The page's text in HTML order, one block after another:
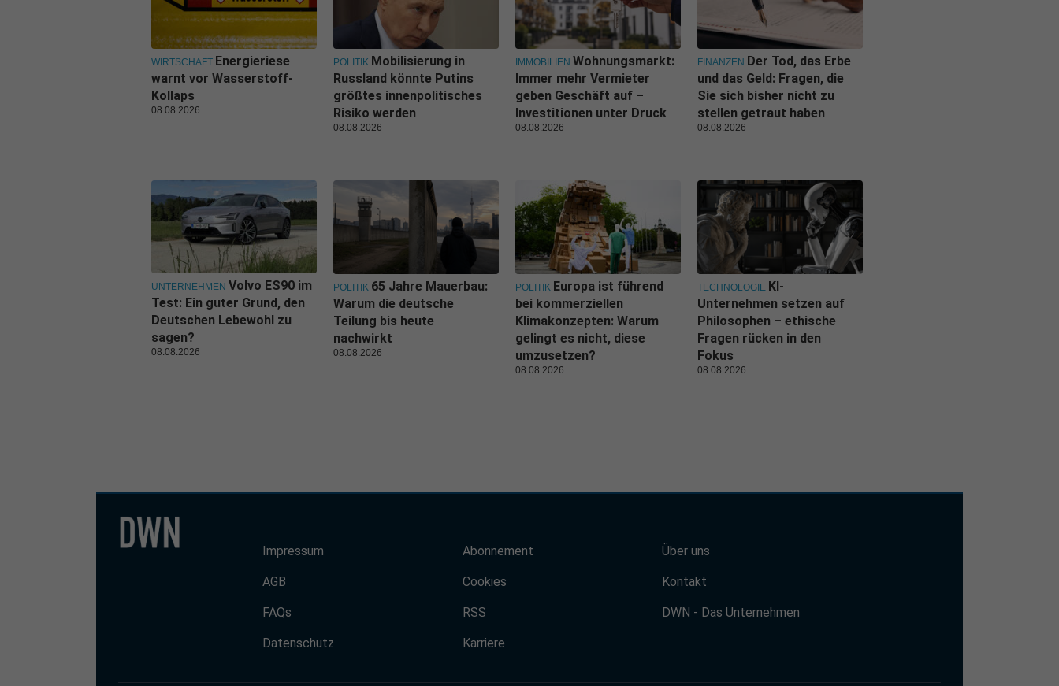
WIRTSCHAFT Energieriese
warnt vor Wasserstoff-
Kollaps
08.08.2026
POLITIK Mobilisierung in
Russland könnte Putins
größtes innenpolitisches
Risiko werden
08.08.2026
IMMOBILIEN Wohnungsmarkt:
Immer mehr Vermieter
geben Geschäft auf –
Investitionen unter Druck
08.08.2026
FINANZEN Der Tod, das Erbe
und das Geld: Fragen, die
Sie sich bisher nicht zu
stellen getraut haben
08.08.2026
UNTERNEHMEN Volvo ES90 im
Test: Ein guter Grund, den
Deutschen Lebewohl zu
sagen?
08.08.2026
POLITIK 65 Jahre Mauerbau:
Warum die deutsche
Teilung bis heute
nachwirkt
08.08.2026
POLITIK Europa ist führend
bei kommerziellen
Klimakonzepten: Warum
gelingt es nicht, diese
umzusetzen?
08.08.2026
TECHNOLOGIE KI-
Unternehmen setzen auf
Philosophen – ethische
Fragen rücken in den
Fokus
08.08.2026
Impressum
AGB
FAQs
Datenschutz
Abonnement
Cookies
RSS
Karriere
Über uns
Kontakt
DWN - Das Unternehmen